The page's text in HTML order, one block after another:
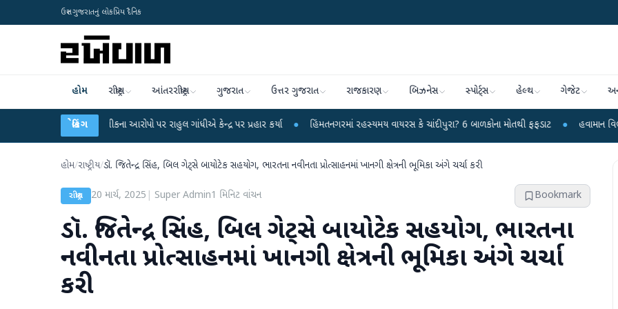
ઉત્તર ગુજરાતનું લોકપ્રિય દૈનિક
હોમ રાષ્ટ્રીય આંતરરાષ્ટ્રીય ગુજરાત ઉત્તર ગુજરાત રાજકારણ બિઝનેસ સ્પોર્ટ્સ હેલ્થ ગેજેટ
બ્રેકિંગ
લીકના આરોપો પર રાહુલ ગાંધીએ કેન્દ્ર પર પ્રહાર કર્યા ● હિંમતનગરમાં રહસ્યમય વાયરસ કે ચાંદીપુરા? 6 બાળકોના મોતથી ફફડાટ ● હવામાન વિભાગે 18 રાજ્યો માટે ભારે
હોમ/રાષ્ટ્રીય/ડૉ. જિતેન્દ્ર સિંહ, બિલ ગેટ્સે બાયોટેક સહયોગ, ભારતના નવીનતા પ્રોત્સાહનમાં ખાનગી ક્ષેત્રની ભૂમિકા અંગે ચર્ચા કરી
રાષ્ટ્રીય 20 માર્ચ, 2025 Super Admin1 મિનિટ વાંચન Bookmark
ડૉ. જિતેન્દ્ર સિંહ, બિલ ગેટ્સે બાયોટેક સહયોગ, ભારતના
નવીનતા પ્રોત્સાહનમાં ખાનગી ક્ષેત્રની ભૂમિકા અંગે ચર્ચા
કરી